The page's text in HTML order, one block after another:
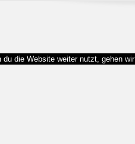
die Website weiter nutzt, gehen